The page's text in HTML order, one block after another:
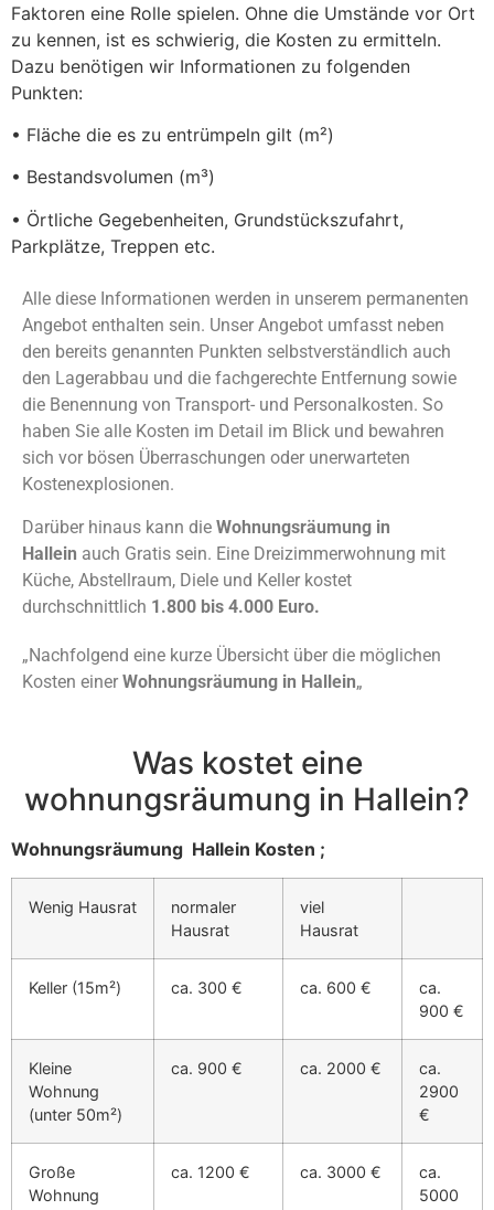
Faktoren eine Rolle spielen. Ohne die Umstände vor Ort
zu kennen, ist es schwierig, die Kosten zu ermitteln.
Dazu benötigen wir Informationen zu folgenden
Punkten:
• Fläche die es zu entrümpeln gilt (m²)
• Bestandsvolumen (m³)
• Örtliche Gegebenheiten, Grundstückszufahrt,
Parkplätze, Treppen etc.
Alle diese Informationen werden in unserem permanenten
Angebot enthalten sein. Unser Angebot umfasst neben
den bereits genannten Punkten selbstverständlich auch
den Lagerabbau und die fachgerechte Entfernung sowie
die Benennung von Transport- und Personalkosten. So
haben Sie alle Kosten im Detail im Blick und bewahren
sich vor bösen Überraschungen oder unerwarteten
Kostenexplosionen.
Darüber hinaus kann die Wohnungsräumung in
Hallein auch Gratis sein. Eine Dreizimmerwohnung mit
Küche, Abstellraum, Diele und Keller kostet
durchschnittlich 1.800 bis 4.000 Euro.
„Nachfolgend eine kurze Übersicht über die möglichen
Kosten einer Wohnungsräumung in Hallein„
Was kostet eine
wohnungsräumung in Hallein?
Wohnungsräumung Hallein Kosten ;
Wenig Hausrat
normaler
Hausrat
viel
Hausrat
Keller (15m²) ca. 300 € ca. 600 €
ca.
900 €
Kleine
Wohnung
(unter 50m²)
ca. 900 € ca. 2000 €
ca.
2900
€
Große
Wohnung
ca. 1200 € ca. 3000 €
ca.
5000